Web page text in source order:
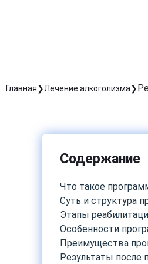
Главная Лечение алкоголизма
Содержание
Что такое
Суть и структура
Этапы
Особенности
Преимущества
Результаты после